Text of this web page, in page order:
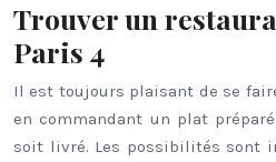
Trouver un
Paris 4
Il est toujours plaisant de se
en commandant un plat
soit livré. Les possibilités sont